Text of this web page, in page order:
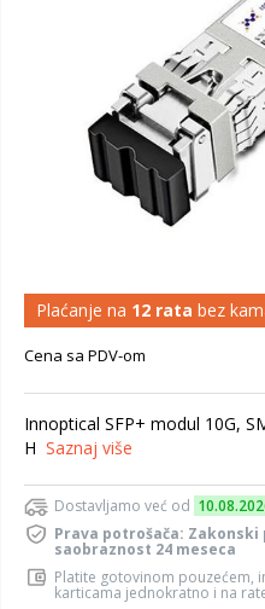
Plaćanje na 12 rata bez
Cena sa PDV-om
Innoptical SFP+ modul 10G,
H Saznaj više
Dostavljamo već od
Prava potrošača:
saobraznost 24 meseca
Platite gotovinom pouzećem,
karticama jednokratno i na